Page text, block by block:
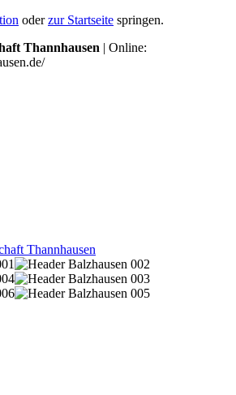
oderzur Startseite springen.
Thannhausen | Online: